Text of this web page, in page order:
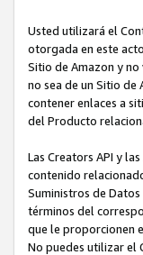
Usted utilizará el
otorgada en este
Sitio de Amazon y
no sea de un Sitio de
contener enlaces a
del Producto
Las Creators API y
contenido
Suministros de
términos del
que le proporcionen
No puedes utilizar el